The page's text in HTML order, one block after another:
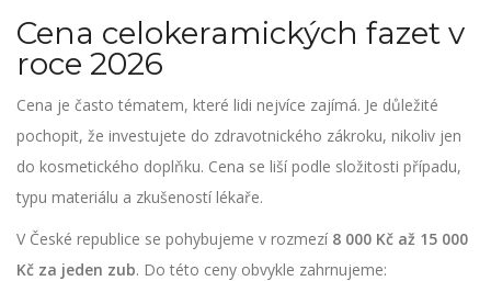
Cena celokeramických fazet v
roce 2026
Cena je často tématem, které lidi nejvíce zajímá. Je důležité
pochopit, že investujete do zdravotnického zákroku, nikoliv jen
do kosmetického doplňku. Cena se liší podle složitosti případu,
typu materiálu a zkušeností lékaře.
V České republice se pohybujeme v rozmezí 8 000 Kč až 15 000
Kč za jeden zub. Do této ceny obvykle zahrnujeme: